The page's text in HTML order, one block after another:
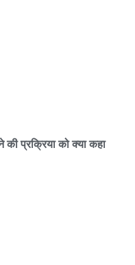
प्रक्रिया को क्या कहा